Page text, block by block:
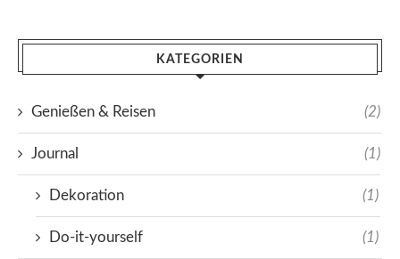
KATEGORIEN
Genießen & Reisen (2)
Journal (1)
Dekoration (1)
Do-it-yourself (1)